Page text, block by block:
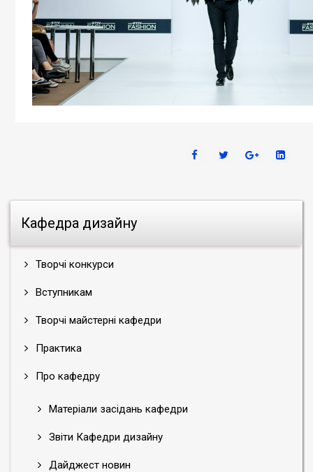
Кафедра дизайну
Творчі конкурси
Вступникам
Творчі майстерні кафедри
Практика
Про кафедру
Матеріали засідань кафедри
Звіти Кафедри дизайну
Дайджест новин